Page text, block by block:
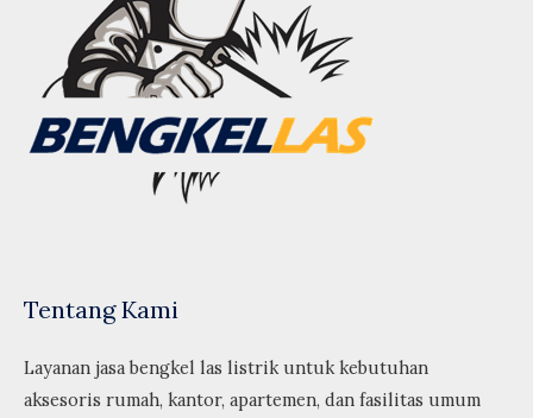
Tentang Kami
Layanan jasa bengkel las listrik untuk kebutuhan
aksesoris rumah, kantor, apartemen, dan fasilitas umum